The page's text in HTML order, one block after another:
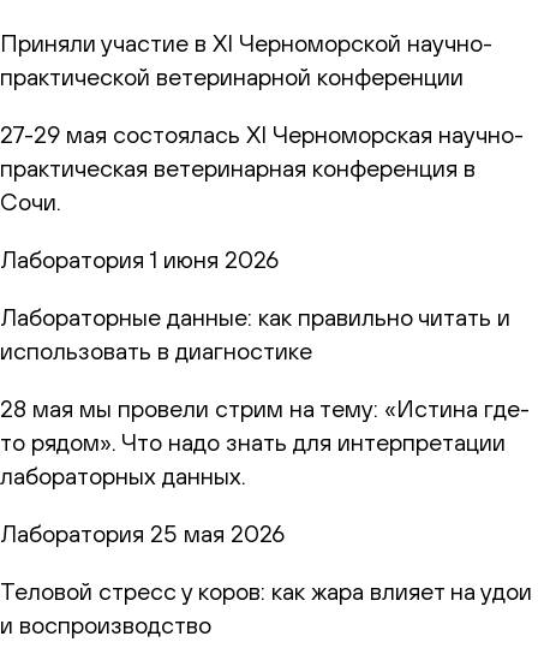
Приняли участие в XI Черноморской научно-
практической ветеринарной конференции
27-29 мая состоялась XI Черноморская научно-
практическая ветеринарная конференция в
Сочи.
Лаборатория 1 июня 2026
Лабораторные данные: как правильно читать и
использовать в диагностике
28 мая мы провели стрим на тему: «Истина где-
то рядом». Что надо знать для интерпретации
лабораторных данных.
Лаборатория 25 мая 2026
Теловой стресс у коров: как жара влияет на удои
и воспроизводство